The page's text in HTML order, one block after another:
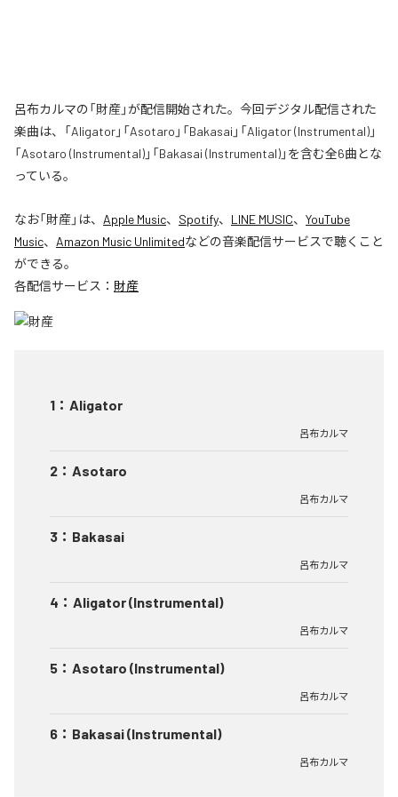
呂布カルマの「財産」が配信開始された。今回デジタル配信された
楽曲は、「Aligator」「Asotaro」「Bakasai」「Aligator (Instrumental)」
「Asotaro (Instrumental)」「Bakasai (Instrumental)」を含む全6曲とな
っている。
なお「財産」は、 Apple Music、 Spotify、 LINE MUSIC、 YouTube
Music、 Amazon Music Unlimitedなどの音楽配信サービスで聴くこと
ができる。
各配信サービス： 財産
1 ： Aligator
呂布カルマ
2 ： Asotaro
呂布カルマ
3 ： Bakasai
呂布カルマ
4 ： Aligator (Instrumental)
呂布カルマ
5 ： Asotaro (Instrumental)
呂布カルマ
6 ： Bakasai (Instrumental)
呂布カルマ